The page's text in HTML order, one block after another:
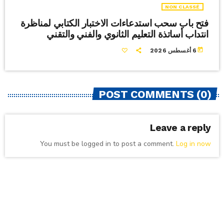
NON CLASSÉ
فتح باب سحب استدعاءات الاختبار الكتابي لمناظرة
انتداب أساتذة التعليم الثانوي والفني والتقني
today 6 أغسطس 2026
POST COMMENTS (0)
Leave a reply
You must be logged in to post a comment. Log in now